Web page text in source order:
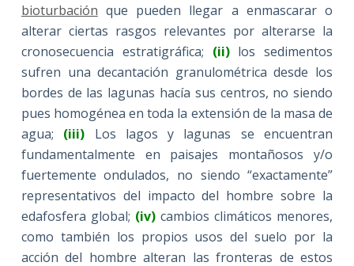
bioturbación que pueden llegar a enmascarar o
alterar ciertas rasgos relevantes por alterarse la
cronosecuencia estratigráfica; (ii) los sedimentos
sufren una decantación granulométrica desde los
bordes de las lagunas hacía sus centros, no siendo
pues homogénea en toda la extensión de la masa de
agua; (iii)
Los lagos y lagunas se encuentran
fundamentalmente en paisajes montañosos y/o
fuertemente ondulados, no siendo “exactamente”
representativos del impacto del hombre sobre la
edafosfera global; (iv) cambios climáticos menores,
como también los propios usos del suelo por la
acción del hombre alteran las fronteras de estos